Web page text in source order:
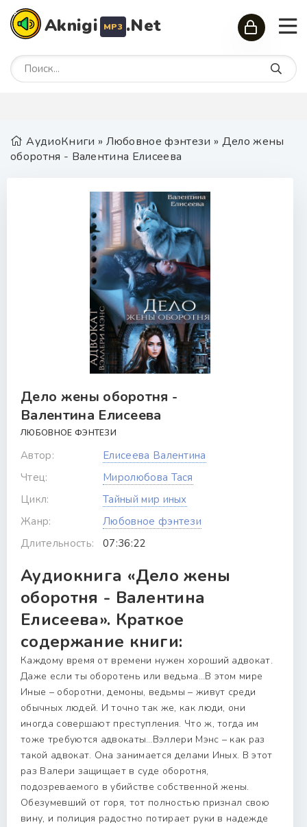
Aknigi MP3 .Net
АудиоКниги » Любовное фэнтези » Дело жены
оборотня - Валентина Елисеева
Дело жены оборотня -
Валентина Елисеева
ЛЮБОВНОЕ ФЭНТЕЗИ
Автор:
Елисеева Валентина
Чтец:
Миролюбова Тася
Цикл:
Тайный мир иных
Жанр:
Любовное фэнтези
Длительность:
07:36:22
Аудиокнига «Дело жены
оборотня - Валентина
Елисеева». Краткое
содержание книги:
Каждому время от времени нужен хороший адвокат.
Даже если ты оборотень или ведьма…В этом мире
Иные – оборотни, демоны, ведьмы – живут среди
обычных людей. И точно так же, как люди, они
иногда совершают преступления. Что ж, тогда им
тоже требуются адвокаты…Вэллери Мэнс – как раз
такой адвокат. Она занимается делами Иных. В этот
раз Валери защищает в суде оборотня,
подозреваемого в убийстве собственной жены.
Обезумевший от горя, тот полностью признал свою
вину, и полиция радостно потирает руки в надежде